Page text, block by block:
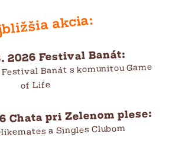
akcia:
2026 Festival Banát:
Banát s komunitou Game
of Life
Chata pri Zelenom plese:
a Singles Clubom